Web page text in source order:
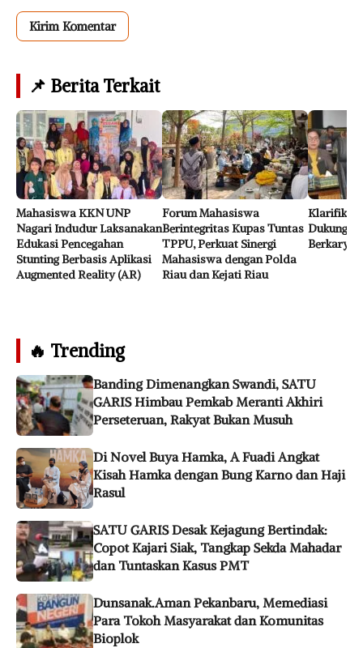
📌 Berita Terkait
Mahasiswa KKN UNP
Nagari Indudur Laksanakan
Edukasi Pencegahan
Stunting Berbasis Aplikasi
Augmented Reality (AR)
Forum Mahasiswa
Berintegritas Kupas Tuntas
TPPU, Perkuat Sinergi
Mahasiswa dengan Polda
Riau dan Kejati Riau
Klarifikasi
Berkarya
🔥 Trending
Banding Dimenangkan Swandi, SATU
GARIS Himbau Pemkab Meranti Akhiri
Perseteruan, Rakyat Bukan Musuh
Di Novel Buya Hamka, A Fuadi Angkat
Kisah Hamka dengan Bung Karno dan Haji
Rasul
SATU GARIS Desak Kejagung Bertindak:
Copot Kajari Siak, Tangkap Sekda Mahadar
dan Tuntaskan Kasus PMT
Dunsanak.Aman Pekanbaru, Memediasi
Para Tokoh Masyarakat dan Komunitas
Bioplok